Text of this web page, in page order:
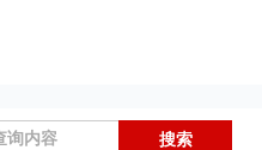
搜索